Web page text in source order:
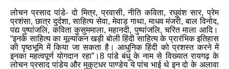
लोचन प्रसाद पांडे-दो मित्र,प्रवासी, नीति कविता, रघुवंश सार, प्रेम
प्रशंसा, छात्र दुर्दशा, साहित्य सेवा, मेवाड़ गाथा, माधव मंजरी, बाल विनोद,
पद्य पुष्पांजलि, कविता कुसुममाला, महानदी, पुष्पांजलि, चरित माला आदि।
“इनके साहित्य का मूल्यांकन खड़ी बोली हिंदी साहित्य के प्रारंभिक इतिहास
की पृष्ठभूमि में किया जा सकता है। आधुनिक हिंदी को प्रशस्त करने में
इनका महत्वपूर्ण योगदान रहा”।8 पांडे बंधु के नाम से विख्यात रायगढ़ के
लोचन प्रसाद पांडेय और मुकुटधर पाण्डेय ये पांच भाई थे इन दो के अलावा